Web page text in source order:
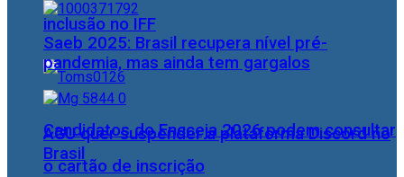
inclusão no IFF
Candidatos do Encceja 2026 podem consultar
o cartão de inscrição
Saeb 2025: Brasil recupera nível pré-
pandemia, mas ainda tem gargalos
AGU quer suspender a plataforma Discord no
Brasil